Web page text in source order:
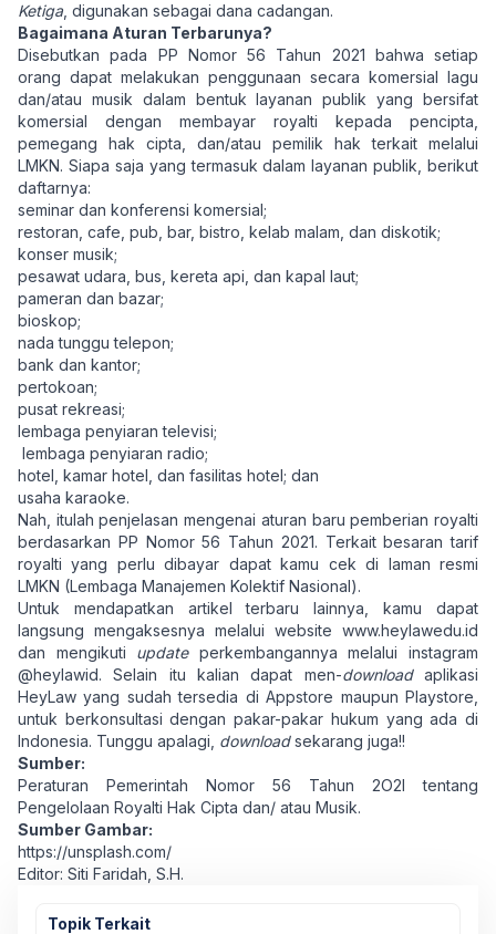
Ketiga , digunakan sebagai dana cadangan.
Bagaimana Aturan Terbarunya?
Disebutkan pada PP Nomor 56 Tahun 2021 bahwa setiap
orang dapat melakukan penggunaan secara komersial lagu
dan/atau musik dalam bentuk layanan publik yang bersifat
komersial dengan membayar royalti kepada pencipta,
pemegang hak cipta, dan/atau pemilik hak terkait melalui
LMKN. Siapa saja yang termasuk dalam layanan publik, berikut
daftarnya:
seminar dan konferensi komersial;
restoran, cafe, pub, bar, bistro, kelab malam, dan diskotik;
konser musik;
pesawat udara, bus, kereta api, dan kapal laut;
pameran dan bazar;
bioskop;
nada tunggu telepon;
bank dan kantor;
pertokoan;
pusat rekreasi;
lembaga penyiaran televisi;
lembaga penyiaran radio;
hotel, kamar hotel, dan fasilitas hotel; dan
usaha karaoke.
Nah, itulah penjelasan mengenai aturan baru pemberian royalti
berdasarkan PP Nomor 56 Tahun 2021. Terkait besaran tarif
royalti yang perlu dibayar dapat kamu cek di laman resmi
LMKN (Lembaga Manajemen Kolektif Nasional).
Untuk mendapatkan artikel terbaru lainnya, kamu dapat
langsung mengaksesnya melalui website www.heylawedu.id
dan mengikuti update perkembangannya melalui instagram
@heylawid. Selain itu kalian dapat men-downloadaplikasi
HeyLaw yang sudah tersedia di Appstore maupun Playstore,
untuk berkonsultasi dengan pakar-pakar hukum yang ada di
Indonesia. Tunggu apalagi, downloadsekarang juga!!
Sumber:
Peraturan Pemerintah Nomor 56 Tahun 2O2I tentang
Pengelolaan Royalti Hak Cipta dan/ atau Musik.
Sumber Gambar:
https://unsplash.com/
Editor: Siti Faridah, S.H.
Topik Terkait